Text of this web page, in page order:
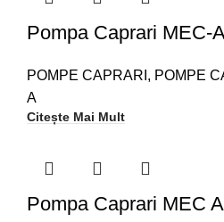
Pompa Caprari MEC-
POMPE CAPRARI , POMPE
A
Citește Mai Mult
Pompa Caprari MEC